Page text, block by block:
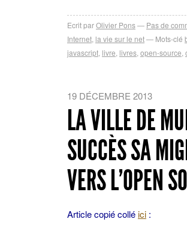
Ecrit parOlivier Pons Pas de
Internet la vie sur le net Mots-clé
javascript livre livres open-source
19 DÉCEMBRE 2013
LA VILLE DE
SUCCÈS SA
VERS L’OPEN
Article copié colléici :